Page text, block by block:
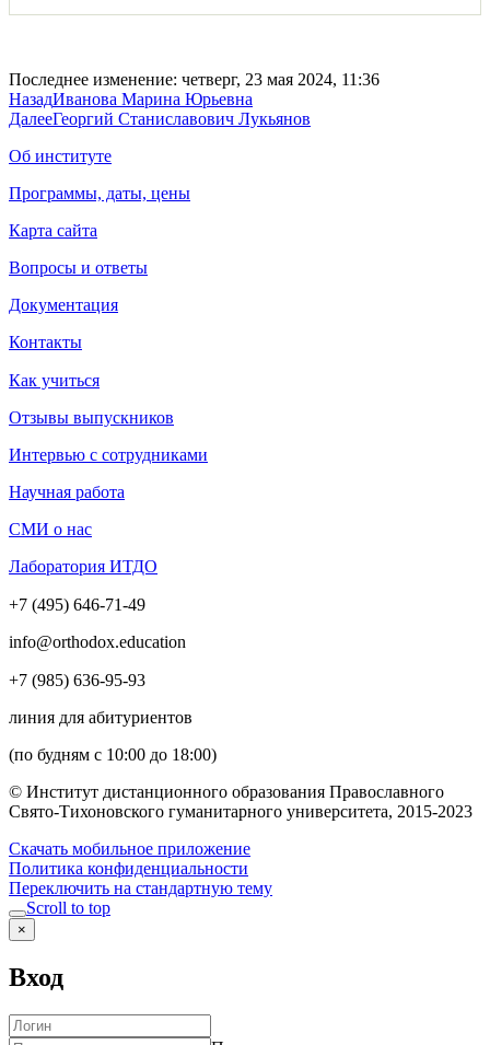
Последнее изменение: четверг, 23 мая 2024, 11:36
НазадИванова Марина Юрьевна
ДалееГеоргий Станиславович Лукьянов
Об институте
Программы, даты, цены
Карта сайта
Вопросы и ответы
Документация
Контакты
Как учиться
Отзывы выпускников
Интервью с сотрудниками
Научная работа
СМИ о нас
Лаборатория ИТДО
+7 (495) 646-71-49
info@orthodox.education
+7 (985) 636-95-93
линия для абитуриентов
(по будням с 10:00 до 18:00)
© Институт дистанционного образования Православного
Свято-Тихоновского гуманитарного университета, 2015-2023
Скачать мобильное приложение
Политика конфиденциальности
Переключить на стандартную тему
Scroll to top
×
Вход